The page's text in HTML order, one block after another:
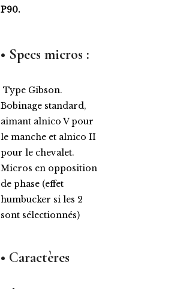
P90.
• Specs micros :
Type Gibson.
Bobinage standard,
aimant alnico V pour
le manche et alnico II
pour le chevalet.
Micros en opposition
de phase (effet
humbucker si les 2
sont sélectionnés)
• Caractères